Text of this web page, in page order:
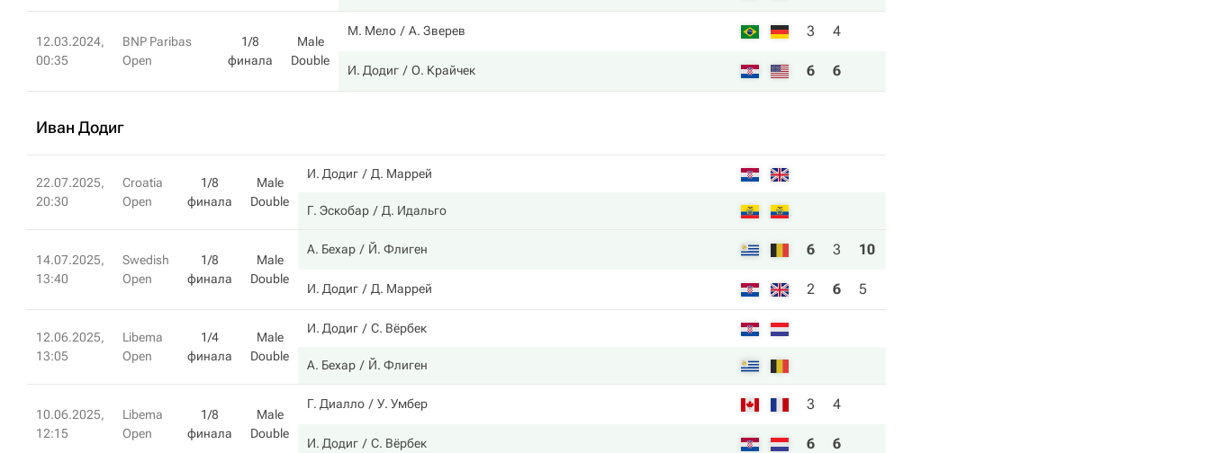
12.03.2024,
00:35
BNP Paribas
Open
1/8
финала
Male
Double
М. Мело А. Зверев 3 4
И. Додиг О. Крайчек 6 6
Иван Додиг
22.07.2025,
20:30
Croatia
Open
1/8
финала
Male
Double
И. Додиг Д. Маррей
Г. Эскобар Д. Идальго
14.07.2025,
13:40
Swedish
Open
1/8
финала
Male
Double
А. Бехар Й. Флиген 6 3 10
И. Додиг Д. Маррей 2 6 5
12.06.2025,
13:05
Libema
Open
1/4
финала
Male
Double
И. Додиг С. Вёрбек
А. Бехар Й. Флиген
10.06.2025,
12:15
Libema
Open
1/8
финала
Male
Double
Г. Диалло У. Умбер 3 4
И. Додиг С. Вёрбек 6 6